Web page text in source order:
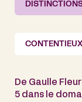
De Gaulle
5 dans le